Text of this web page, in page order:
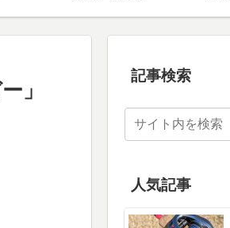
」
記事検索
人気記事